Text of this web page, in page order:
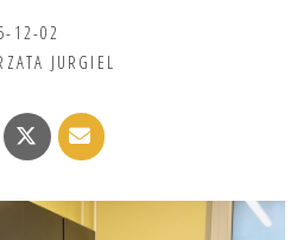
12-02
JURGIEL